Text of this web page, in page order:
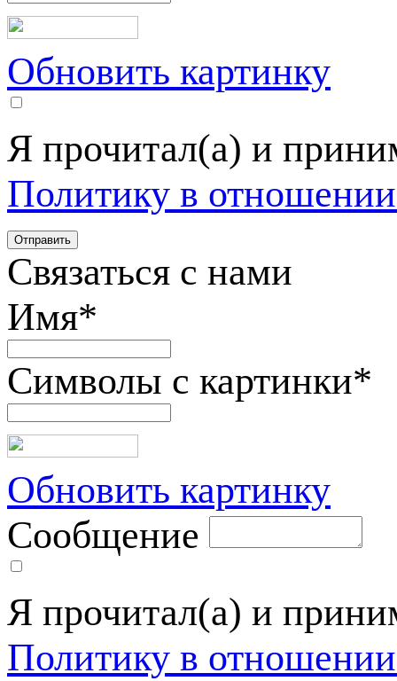
Обновить картинку
Я прочитал(а) и
Политику в
Связаться с нами
Имя*
Символы с картинки*
Обновить картинку
Сообщение
Я прочитал(а) и
Политику в